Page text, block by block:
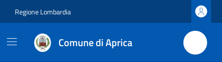
Regione Lombardia
Comune di Aprica